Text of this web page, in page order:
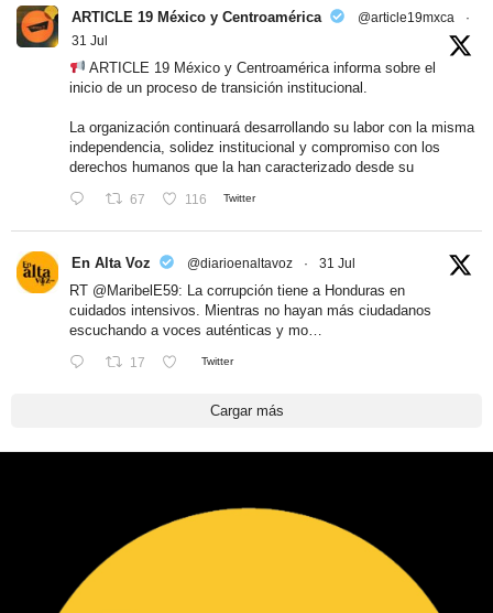
ARTICLE 19 México y Centroamérica @article19mxca
·
31 Jul
ARTICLE 19 México y Centroamérica informa sobre el
inicio de un proceso de transición institucional.
La organización continuará desarrollando su labor con la misma
independencia, solidez institucional y compromiso con los
derechos humanos que la han caracterizado desde su
67 116 Twitter
En Alta Voz @diarioenaltavoz · 31 Jul
RT @MaribelE59: La corrupción tiene a Honduras en
cuidados intensivos. Mientras no hayan más ciudadanos
escuchando a voces auténticas y mo…
17 Twitter
Cargar más